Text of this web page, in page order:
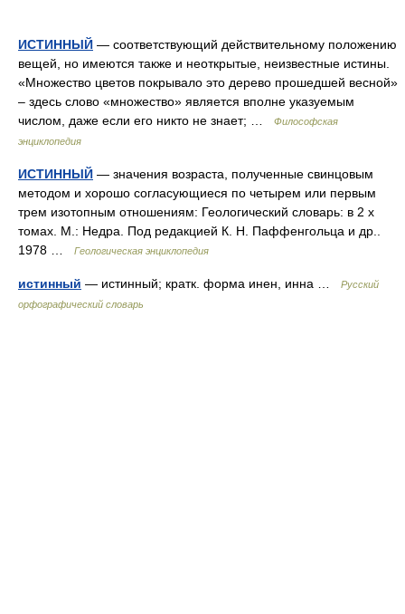
ИСТИННЫЙ — соответствующий действительному положению
вещей, но имеются также и неоткрытые, неизвестные истины.
«Множество цветов покрывало это дерево прошедшей весной»
– здесь слово «множество» является вполне указуемым
числом, даже если его никто не знает; …
Философская
энциклопедия
ИСТИННЫЙ — значения возраста, полученные свинцовым
методом и хорошо согласующиеся по четырем или первым
трем изотопным отношениям: Геологический словарь: в 2 х
томах. М.: Недра. Под редакцией К. Н. Паффенгольца и др..
1978 …
Геологическая энциклопедия
истинный — истинный; кратк. форма инен, инна …
Русский
орфографический словарь